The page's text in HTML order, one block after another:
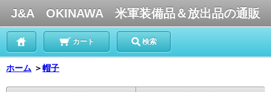
J&A OKINAWA 米軍装備品＆放出品の通販
カート 検索
ホーム ＞帽子